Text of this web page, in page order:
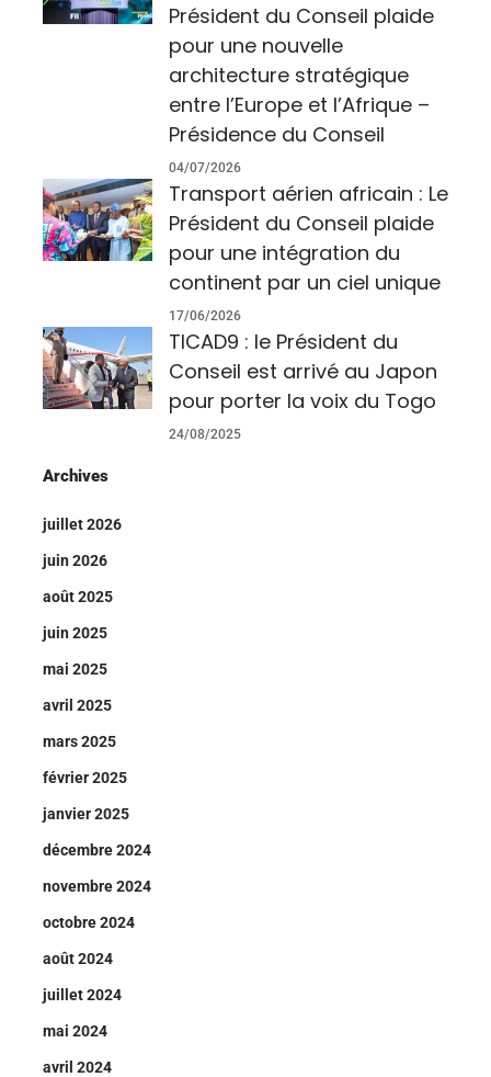
Président du Conseil plaide
pour une nouvelle
architecture stratégique
entre l’Europe et l’Afrique –
Présidence du Conseil
04/07/2026
Transport aérien africain : Le
Président du Conseil plaide
pour une intégration du
continent par un ciel unique
17/06/2026
TICAD9 : le Président du
Conseil est arrivé au Japon
pour porter la voix du Togo
24/08/2025
Archives
juillet 2026
juin 2026
août 2025
juin 2025
mai 2025
avril 2025
mars 2025
février 2025
janvier 2025
décembre 2024
novembre 2024
octobre 2024
août 2024
juillet 2024
mai 2024
avril 2024